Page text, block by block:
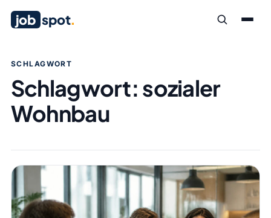
job spot.
SCHLAGWORT
Schlagwort:sozialer
Wohnbau